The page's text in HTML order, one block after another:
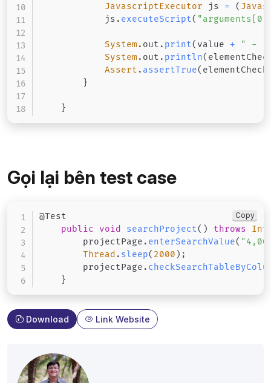
JavascriptExecutor js = (
            js
. executeScript(
System . out . print( value + " - "
System . out . println(
Assert . assertTrue( elementCheck
}
}
Gọi lại bên test case
@Test
public
void searchProject( ) throws
        projectPage
. enterSearchValue(
Thread . sleep( 2000 ) ;
        projectPage
.
}
Copy
Download Link Website